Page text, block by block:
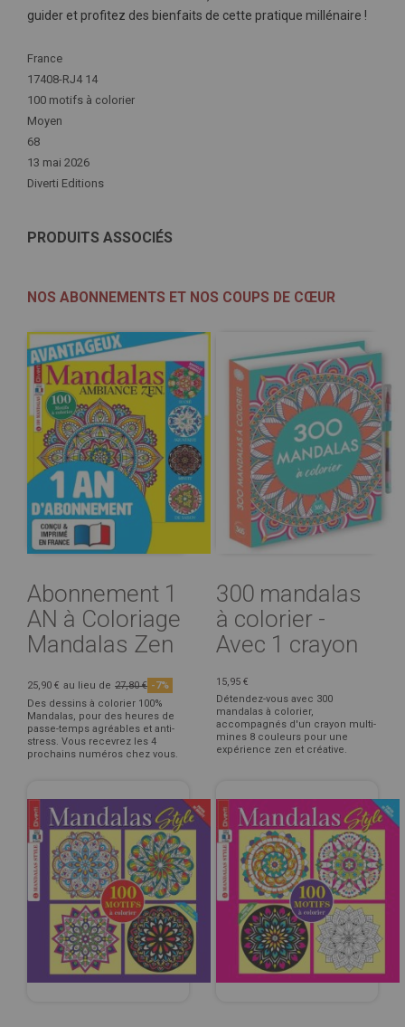
guider et profitez des bienfaits de cette pratique millénaire !
Plus
d'infos
France
17408-RJ4 14
100 motifs à colorier
Moyen
68
13 mai 2026
Diverti Editions
PRODUITS ASSOCIÉS
NOS ABONNEMENTS ET NOS COUPS DE CŒUR
Abonnement 1
AN à Coloriage
Mandalas Zen
25,90 € au lieu de 27,80 € -7%
Des dessins à colorier 100%
Mandalas, pour des heures de
passe-temps agréables et anti-
stress. Vous recevrez les 4
prochains numéros chez vous.
300 mandalas
à colorier -
Avec 1 crayon
15,95 €
Détendez-vous avec 300
mandalas à colorier,
accompagnés d'un crayon multi-
mines 8 couleurs pour une
expérience zen et créative.